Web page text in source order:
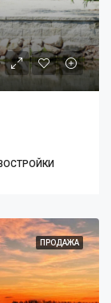
ПРОДАЖА